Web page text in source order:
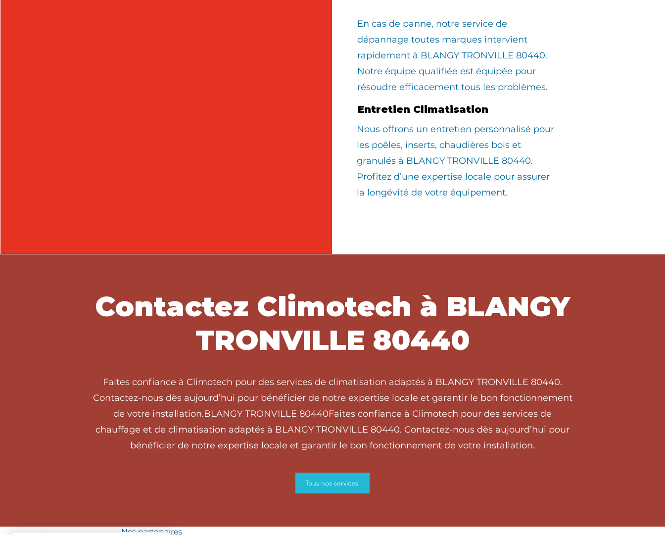
En cas de panne, notre service de
dépannage toutes marques intervient
rapidement à BLANGY TRONVILLE 80440.
Notre équipe qualifiée est équipée pour
résoudre efficacement tous les problèmes.
Entretien Climatisation
Nous offrons un entretien personnalisé pour
les poêles, inserts, chaudières bois et
granulés à BLANGY TRONVILLE 80440.
Profitez d’une expertise locale pour assurer
la longévité de votre équipement.
Contactez Climotech à BLANGY
TRONVILLE 80440
Faites confiance à Climotech pour des services de climatisation adaptés à BLANGY TRONVILLE 80440.
Contactez-nous dès aujourd’hui pour bénéficier de notre expertise locale et garantir le bon fonctionnement
de votre installation.BLANGY TRONVILLE 80440Faites confiance à Climotech pour des services de
chauffage et de climatisation adaptés à BLANGY TRONVILLE 80440. Contactez-nous dès aujourd’hui pour
bénéficier de notre expertise locale et garantir le bon fonctionnement de votre installation.
Tous nos services
Nos partenaires